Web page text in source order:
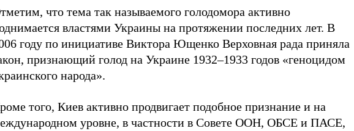
что тема так называемого голодомора активно
властями Украины на протяжении последних лет. В
году по инициативе Виктора Ющенко Верховная рада приняла
признающий голод на Украине 1932–1933 годов «геноцидом
народа».
того, Киев активно продвигает подобное признание и на
уровне, в частности в Совете ООН, ОБСЕ и ПАСЕ,